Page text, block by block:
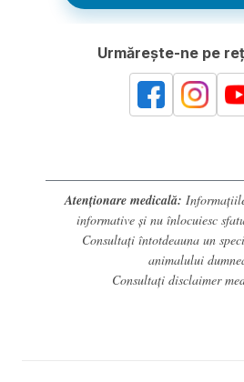
Urmărește-ne pe
Atenționare medicală:
informative și nu înlocuiesc
Consultați întotdeauna un
animalului
Consultați disclaimer